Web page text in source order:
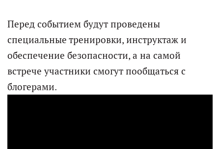
Перед событием будут проведены
специальные тренировки, инструктаж и
обеспечение безопасности, а на самой
встрече участники смогут пообщаться с
блогерами.